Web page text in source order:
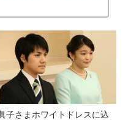
子さまホワイトドレスに込